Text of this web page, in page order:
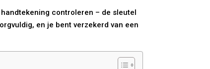
controleren – de sleutel
en je bent verzekerd van een